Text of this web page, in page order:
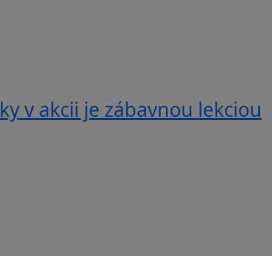
v akcii je zábavnou lekciou